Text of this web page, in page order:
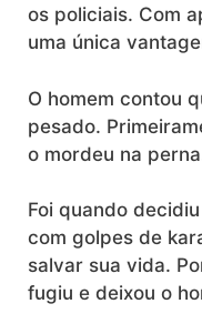
os policiais. Com
uma única
O homem contou
pesado.
o mordeu na
Foi quando
com golpes de
salvar sua vida.
fugiu e deixou o